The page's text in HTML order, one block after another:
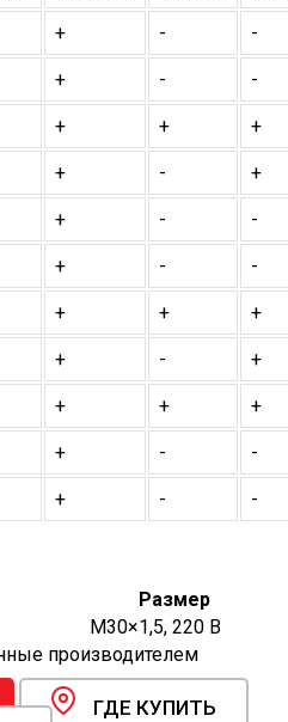
+ - -
+ - -
+ + +
+ - +
+ - -
+ - -
+ + +
+ - +
+ + +
+ - -
+ - -
Размер
М30×1,5, 220 В
производителем
ГДЕ КУПИТЬ